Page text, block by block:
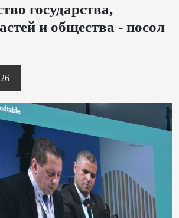
государства,
и общества - посол